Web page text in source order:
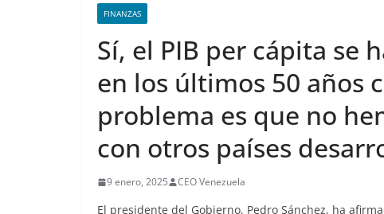
FINANZAS
Sí, el PIB per cápita se
en los últimos 50 años
problema es que no
con otros países
9 enero, 2025 CEO Venezuela
El presidente del Gobierno, Pedro Sánchez, ha